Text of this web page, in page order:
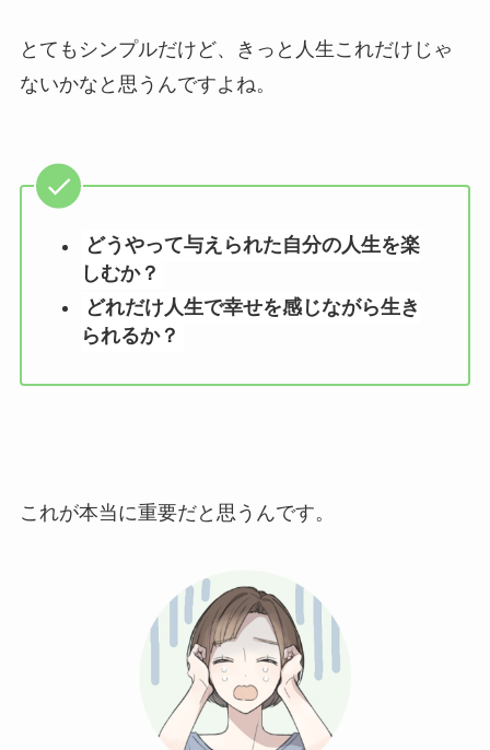
とてもシンプルだけど、きっと人生これだけじゃ
ないかなと思うんですよね。
どうやって与えられた自分の人生を楽
しむか？
どれだけ人生で幸せを感じながら生き
られるか？
これが本当に重要だと思うんです。